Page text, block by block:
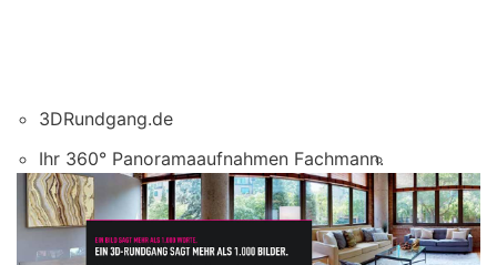
3DRundgang.de
Ihr 360° Panoramaaufnahmen Fachmann.